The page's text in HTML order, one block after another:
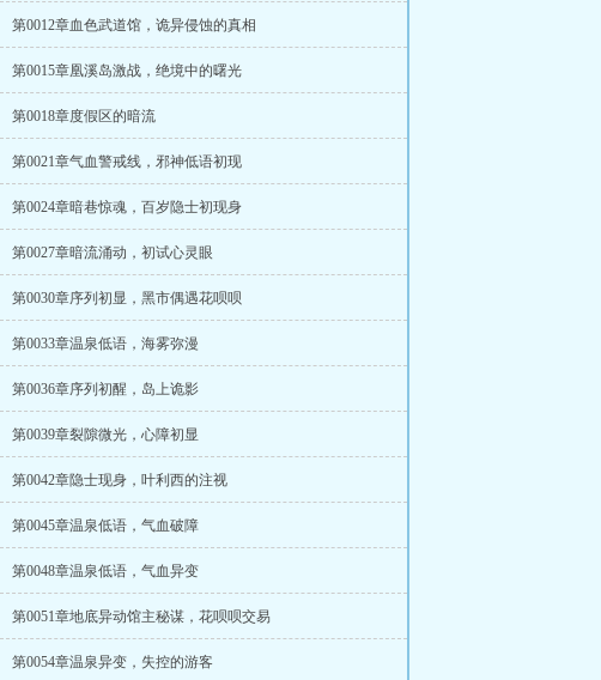
第0012章血色武道馆，诡异侵蚀的真相
第0015章凰溪岛激战，绝境中的曙光
第0018章度假区的暗流
第0021章气血警戒线，邪神低语初现
第0024章暗巷惊魂，百岁隐士初现身
第0027章暗流涌动，初试心灵眼
第0030章序列初显，黑市偶遇花呗呗
第0033章温泉低语，海雾弥漫
第0036章序列初醒，岛上诡影
第0039章裂隙微光，心障初显
第0042章隐士现身，叶利西的注视
第0045章温泉低语，气血破障
第0048章温泉低语，气血异变
第0051章地底异动馆主秘谋，花呗呗交易
第0054章温泉异变，失控的游客